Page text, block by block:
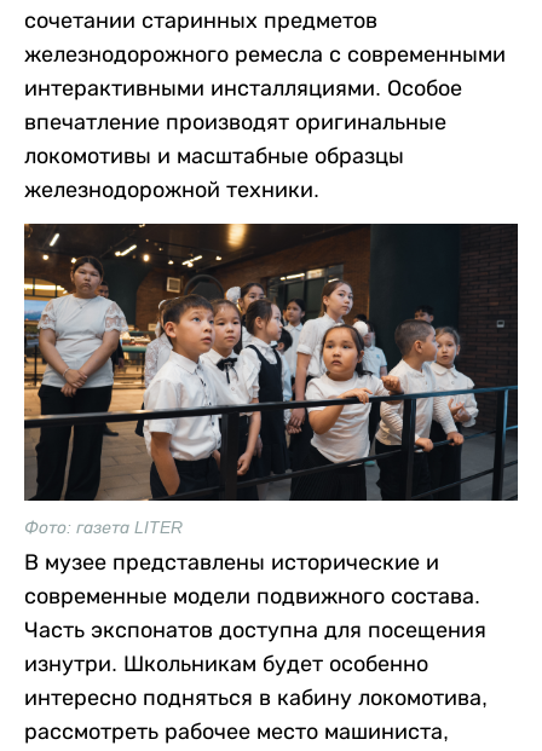
сочетании старинных предметов
железнодорожного ремесла с современными
интерактивными инсталляциями. Особое
впечатление производят оригинальные
локомотивы и масштабные образцы
железнодорожной техники.
Фото: газета LITER
В музее представлены исторические и
современные модели подвижного состава.
Часть экспонатов доступна для посещения
изнутри. Школьникам будет особенно
интересно подняться в кабину локомотива,
рассмотреть рабочее место машиниста,